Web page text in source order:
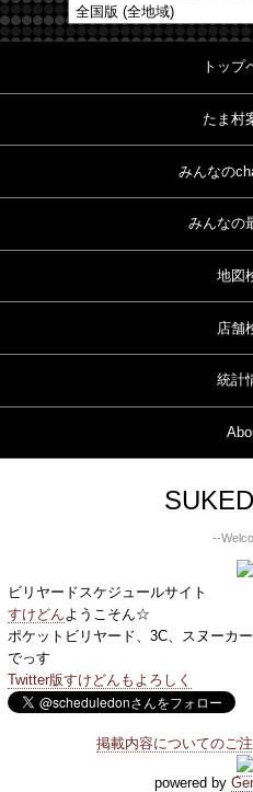
トップ
たま村
みんなの
みんなの
地図
店舗
統計
--
ビリヤードスケジュールサイト
すけどんようこそん☆
ポケットビリヤード、3C、スヌーカ
でっす
Twitter版すけどんもよろしく
掲載内容についてのご
powered by